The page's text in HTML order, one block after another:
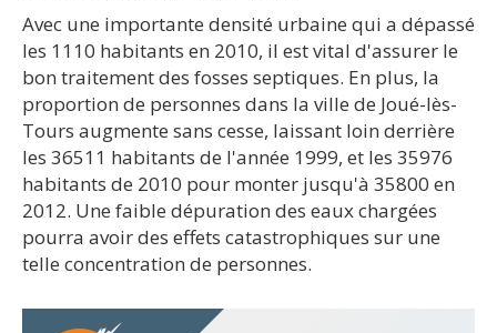
Avec une importante densité urbaine qui a dépassé
les 1110 habitants en 2010, il est vital d'assurer le
bon traitement des fosses septiques. En plus, la
proportion de personnes dans la ville de Joué-lès-
Tours augmente sans cesse, laissant loin derrière
les 36511 habitants de l'année 1999, et les 35976
habitants de 2010 pour monter jusqu'à 35800 en
2012. Une faible dépuration des eaux chargées
pourra avoir des effets catastrophiques sur une
telle concentration de personnes.